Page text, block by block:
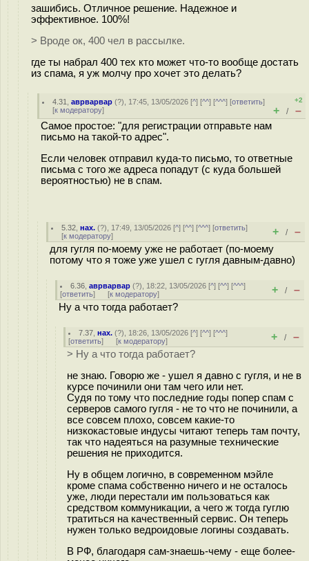
зашибись. Отличное решение. Надежное и
эффективное. 100%!
> Вроде ок, 400 чел в рассылке.
где ты набрал 400 тех кто может что-то вообще достать
из спама, я уж молчу про хочет это делать?
4.31 ,аврварвар (?), 17:45, 13/05/2026 [^] [^^] [^^^] [ответить]
[к модератору]
+2
+ / –
Самое простое: "для регистрации отправьте нам
письмо на такой-то адрес".
Если человек отправил куда-то письмо, то ответные
письма с того же адреса попадут (с куда большей
вероятностью) не в спам.
5.32 ,нах. (?), 17:49, 13/05/2026 [^] [^^] [^^^] [ответить]
[к модератору] + / –
для гугля по-моему уже не работает (по-моему
потому что я тоже уже ушел с гугля давным-давно)
6.36 ,аврварвар (?), 18:22, 13/05/2026 [^] [^^] [^^^]
[ответить] [к модератору] + / –
Ну а что тогда работает?
7.37 ,нах. (?), 18:26, 13/05/2026 [^] [^^] [^^^]
[ответить] [к модератору] + / –
> Ну а что тогда работает?
не знаю. Говорю же - ушел я давно с гугля, и не в
курсе починили они там чего или нет.
Судя по тому что последние годы попер спам с
серверов самого гугля - не то что не починили, а
все совсем плохо, совсем какие-то
низкокастовые индусы читают теперь там почту,
так что надеяться на разумные технические
решения не приходится.
Ну в общем логично, в современном мэйле
кроме спама собственно ничего и не осталось
уже, люди перестали им пользоваться как
средством коммуникации, а чего ж тогда гуглю
тратиться на качественный сервис. Он теперь
нужен только ведроидовые логины создавать.
В РФ, благодаря сам-знаешь-чему - еще более-